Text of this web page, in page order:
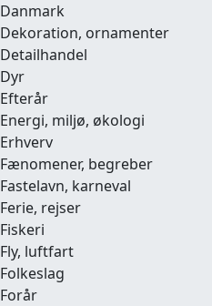
Danmark
Dekoration, ornamenter
Detailhandel
Dyr
Efterår
Energi, miljø, økologi
Erhverv
Fænomener, begreber
Fastelavn, karneval
Ferie, rejser
Fiskeri
Fly, luftfart
Folkeslag
Forår